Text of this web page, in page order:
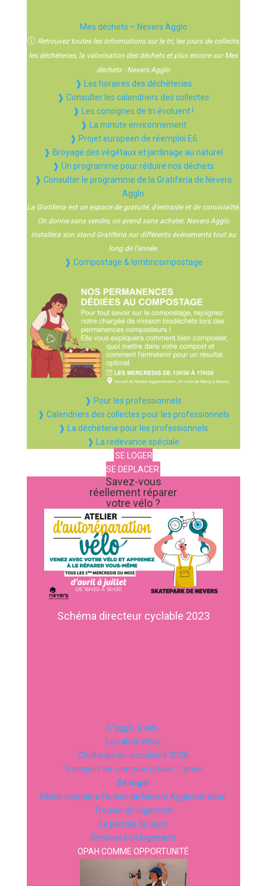
Mes déchets – Nevers Agglo
ⓘ Retrouvez toutes les informations sur le tri, les jours de collecte,
les déchèteries, la valorisation des déchets et plus encore sur Mes
déchets - Nevers Agglo
❱ Les horaires des déchèteries
❱ Consulter les calendriers des collectes
❱ Les consignes de tri évoluent !
❱ La minute environnement
❱ Projet européen de réemploi E6
❱ Broyage des végétaux et jardinage au naturel
❱ Un programme pour réduire nos déchets
❱ Consulter le programme de la Gratiferia de Nevers
Agglo
La Gratiferia est un espace de gratuité, d’entraide et de convivialité.
On donne sans vendre, on prend sans acheter. Nevers Agglo
installera son stand Gratiferia sur différents événements tout au
long de l’année.
❱ Compostage & lombricompostage
❱ Pour les professionnels
❱ Calendriers des collectes pour les professionnels
❱ La déchèterie pour les professionnels
❱ La redevance spéciale
SE LOGER
SE DEPLACER
Savez-vous
réellement réparer
votre vélo ?
Schéma directeur cyclable 2023
L’agglo à vélo
Les abris vélos
Challenge de la mobilité 2026
Transport en commun urbain : Taneo
Se loger
Mieux connaitre l’action de Nevers Agglomération
Trouver un logement
Le permis de louer
Rénover son logement
OPAH COMME OPPORTUNITÉ